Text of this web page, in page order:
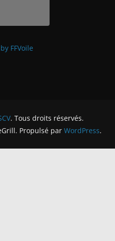
FFVoile
. Tous droits réservés.
Propulsé par WordPress.